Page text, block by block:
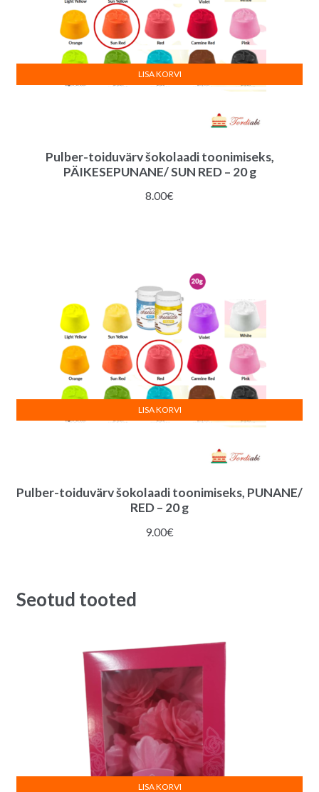
Pulber-toiduvärv šokolaadi toonimiseks,
PÄIKESEPUNANE/ SUN RED – 20 g
8.00€
LISA KORVI
Pulber-toiduvärv šokolaadi toonimiseks, PUNANE/
RED – 20 g
9.00€
LISA KORVI
Seotud tooted
LISA KORVI